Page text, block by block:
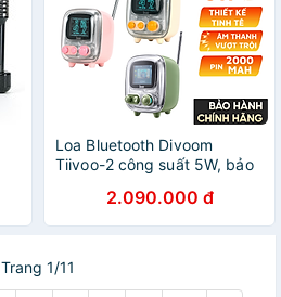
Loa Bluetooth Divoom
Tiivoo-2 công suất 5W, bảo
chính hãng2.090.000 đ
Trang 1/11